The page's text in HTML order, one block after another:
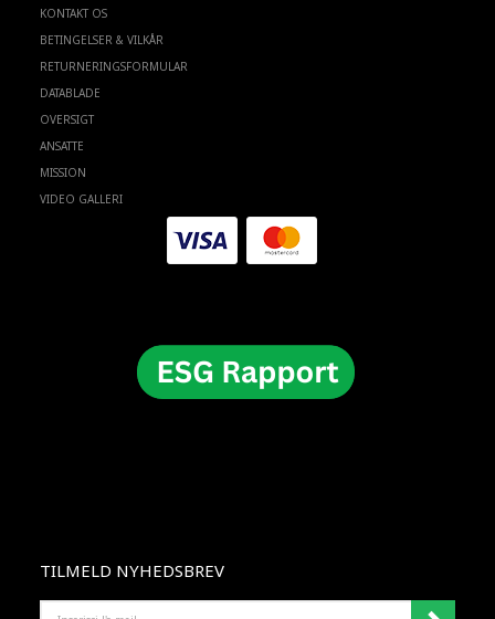
KONTAKT OS
BETINGELSER & VILKÅR
RETURNERINGSFORMULAR
DATABLADE
OVERSIGT
ANSATTE
MISSION
VIDEO GALLERI
TILMELD NYHEDSBREV